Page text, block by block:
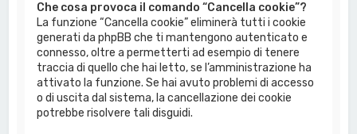
Che cosa provoca il comando “Cancella cookie”?
La funzione “Cancella cookie” eliminerà tutti i cookie
generati da phpBB che ti mantengono autenticato e
connesso, oltre a permetterti ad esempio di tenere
traccia di quello che hai letto, se l’amministrazione ha
attivato la funzione. Se hai avuto problemi di accesso
o di uscita dal sistema, la cancellazione dei cookie
potrebbe risolvere tali disguidi.